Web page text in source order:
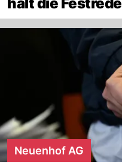
Neuenhof AG